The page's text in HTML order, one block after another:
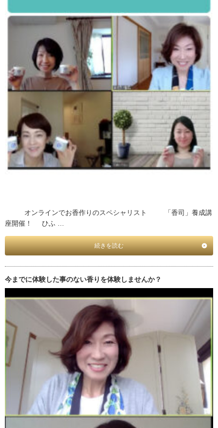
オンラインでお香作りのスペシャリスト 「香司」養成講
座開催！ ひふ …
続きを読む
今までに体験した事のない香りを体験しませんか？